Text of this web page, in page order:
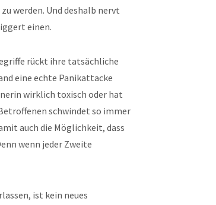
werden. Und deshalb nervt
einen.
rückt ihre tatsächliche
eine echte Panikattacke
wirklich toxisch oder hat
schwindet so immer
auch die Möglichkeit, dass
wenn jeder Zweite
ist kein neues